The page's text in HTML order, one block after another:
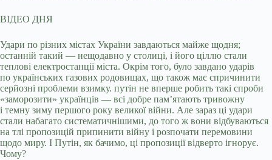
ВІДЕО ДНЯ
Удари по різних містах України завдаються майже щодня;
останній такий — нещодавно у столиці, і його ціллю стали
теплові електростанції міста. Окрім того, було завдано ударів
по українських газових родовищах, що також має спричинити
серйозні проблеми взимку. путін не вперше робить такі спроби
«заморозити» українців — всі добре пам’ятають тривожну
і темну зиму першого року великої війни. Але зараз ці удари
стали набагато систематичнішими, до того ж вони відбуваються
на тлі пропозицій припинити війну і розпочати перемовини
щодо миру. І Путін, як бачимо, ці пропозиції відверто ігнорує.
Чому?